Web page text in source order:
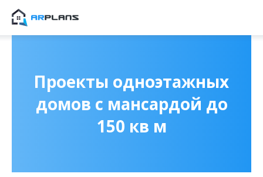
Проекты одноэтажных
домов с мансардой до
150 кв м